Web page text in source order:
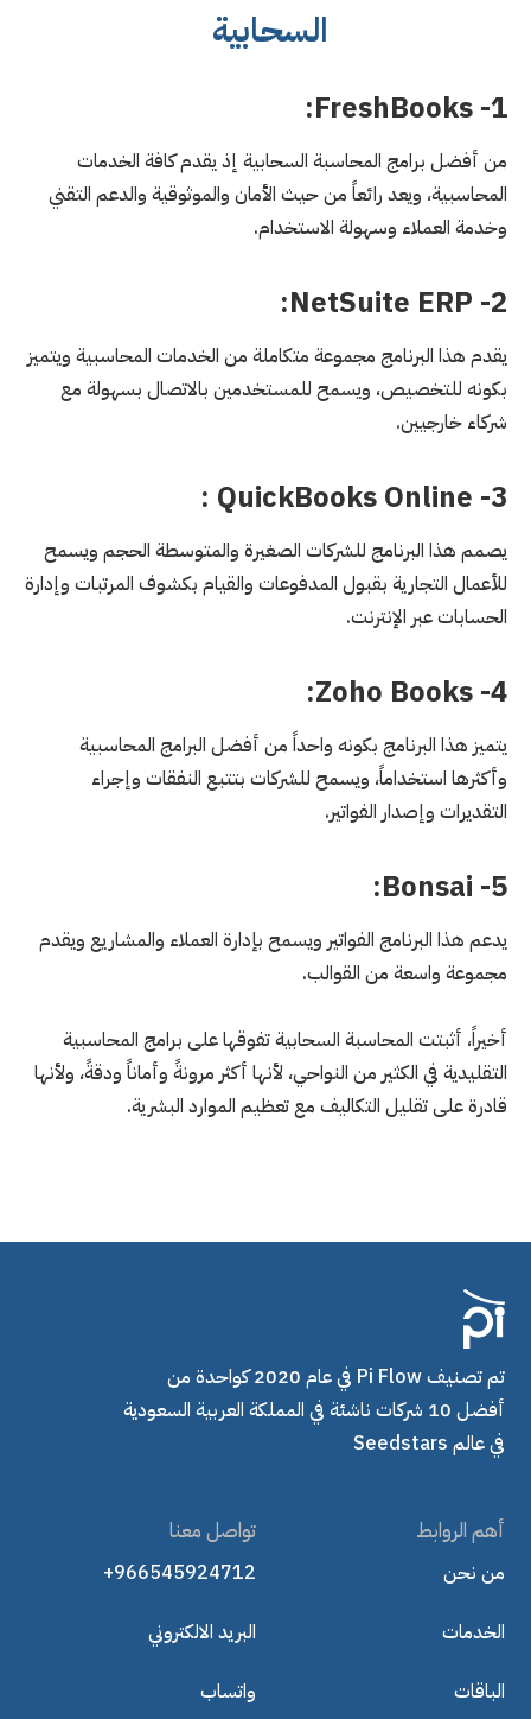
السحابية
1- FreshBooks:
من أفضل برامج المحاسبة السحابية إذ يقدم كافة الخدمات
المحاسبية، ويعد رائعاً من حيث الأمان والموثوقية والدعم التقني
وخدمة العملاء وسهولة الاستخدام.
2- NetSuite ERP:
يقدم هذا البرنامج مجموعة متكاملة من الخدمات المحاسبية ويتميز
بكونه للتخصيص، ويسمح للمستخدمين بالاتصال بسهولة مع
شركاء خارجيين.
3- QuickBooks Online :
يصمم هذا البرنامج للشركات الصغيرة والمتوسطة الحجم ويسمح
للأعمال التجارية بقبول المدفوعات والقيام بكشوف المرتبات وإدارة
الحسابات عبر الإنترنت.
4- Zoho Books:
يتميز هذا البرنامج بكونه واحداً من أفضل البرامج المحاسبية
وأكثرها استخداماً، ويسمح للشركات بتتبع النفقات وإجراء
التقديرات وإصدار الفواتير.
5- Bonsai:
يدعم هذا البرنامج الفواتير ويسمح بإدارة العملاء والمشاريع ويقدم
مجموعة واسعة من القوالب.
أخيراً، أثبتت المحاسبة السحابية تفوقها على برامج المحاسبية
التقليدية في الكثير من النواحي، لأنها أكثر مرونةً وأماناً ودقةً، ولأنها
قادرة على تقليل التكاليف مع تعظيم الموارد البشرية.
تم تصنيف Pi Flow في عام 2020 كواحدة من
أفضل 10 شركات ناشئة في المملكة العربية السعودية
في عالم Seedstars
أهم الروابط
من نحن
الخدمات
الباقات
تواصل معنا
+966545924712
البريد الالكتروني
واتساب